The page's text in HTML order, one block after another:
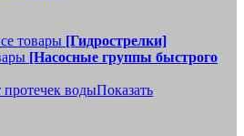
товары [Гидрострелки]
[Насосные группы быстрого
водыПоказать